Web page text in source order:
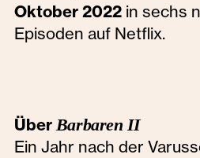
Oktober 2022 in sechs
Episoden auf Netflix.
ÜberBarbaren II
Ein Jahr nach der